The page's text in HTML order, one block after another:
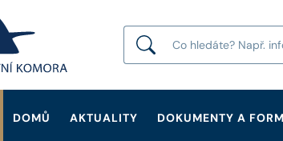
DOMŮ AKTUALITY DOKUMENTY A